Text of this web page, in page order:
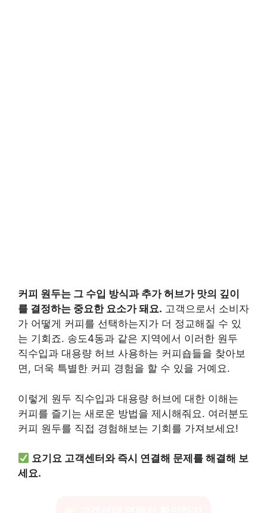
커피 원두는 그 수입 방식과 추가 허브가 맛의 깊이
를 결정하는 중요한 요소가 돼요. 고객으로서 소비자
가 어떻게 커피를 선택하는지가 더 정교해질 수 있
는 기회죠. 송도4동과 같은 지역에서 이러한 원두
직수입과 대용량 허브 사용하는 커피숍들을 찾아보
면, 더욱 특별한 커피 경험을 할 수 있을 거예요.
이렇게 원두 직수입과 대용량 허브에 대한 이해는
커피를 즐기는 새로운 방법을 제시해줘요. 여러분도
커피 원두를 직접 경험해보는 기회를 가져보세요!
요기요 고객센터와 즉시 연결해 문제를 해결해 보
세요.